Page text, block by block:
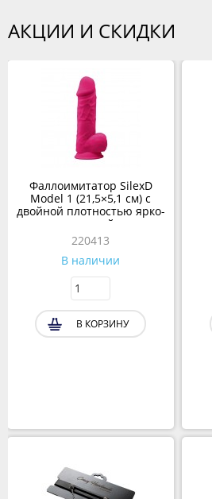
АКЦИИ И СКИДКИ
Фаллоимитатор SilexD
Model 1 (21,5×5,1 см) с
двойной плотностью ярко-
розовый
220413
В наличии
В КОРЗИНУ